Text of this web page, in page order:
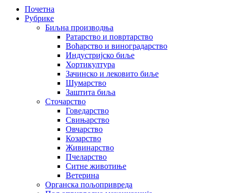
Почетна
Рубрике
Биљна производња
Ратарство и повртарство
Воћарство и виноградарство
Индустријско биље
Хортикултура
Зачинско и лековито биље
Шумарство
Заштита биља
Сточарство
Говедарство
Свињарство
Овчарство
Козарство
Живинарство
Пчеларство
Ситне животиње
Ветерина
Органска пољопривреда